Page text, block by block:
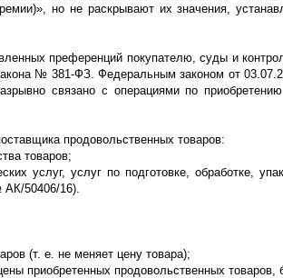
но не раскрывают их значения,
преференций покупателю, суды и
№ 381-ФЗ. Федеральным законом от
связано с операциями по
продовольственных товаров:
товаров;
услуг, услуг по подготовке, обработке,
50406/16).
(т. е. не меняет цену товара);
приобретенных продовольственных товаров,